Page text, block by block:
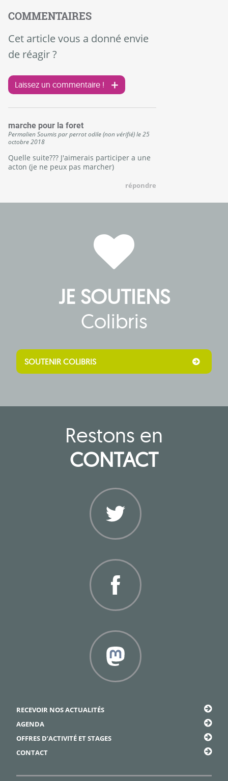
COMMENTAIRES
Cet article vous a donné envie
de réagir ?
Laissez un commentaire !
marche pour la foret
PermalienSoumis parperrot odile (non vérifié)le25
octobre 2018
Quelle suite??? J'aimerais participer a une
acton (je ne peux pas marcher)
répondre
JE SOUTIENS
Colibris
SOUTENIR COLIBRIS
Restons en
CONTACT
RECEVOIR NOS ACTUALITÉS
AGENDA
OFFRES D’ACTIVITÉ ET STAGES
CONTACT